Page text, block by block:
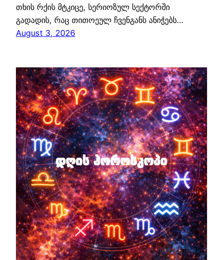
თხის რქის მტკიცე, სერიოზულ სექტორში
გადადის, რაც თითოეულ ჩვენგანს ანიჭებს…
August 3, 2026